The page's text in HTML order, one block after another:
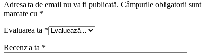
Adresa ta de email nu va fi publicată. Câmpurile obligatorii sunt
marcate cu *
Evaluarea ta *
Recenzia ta *